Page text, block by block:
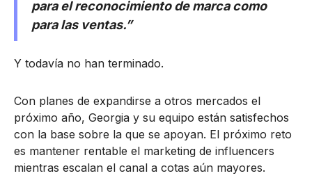
para el reconocimiento de marca como
para las ventas.”
Y todavía no han terminado.
Con planes de expandirse a otros mercados el
próximo año, Georgia y su equipo están satisfechos
con la base sobre la que se apoyan. El próximo reto
es mantener rentable el marketing de influencers
mientras escalan el canal a cotas aún mayores.